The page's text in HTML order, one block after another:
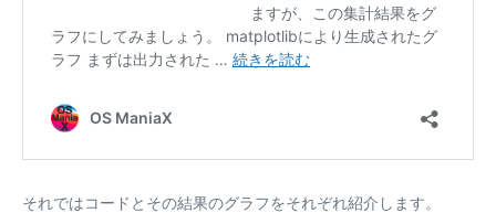
それではコードとその結果のグラフをそれぞれ紹介します。